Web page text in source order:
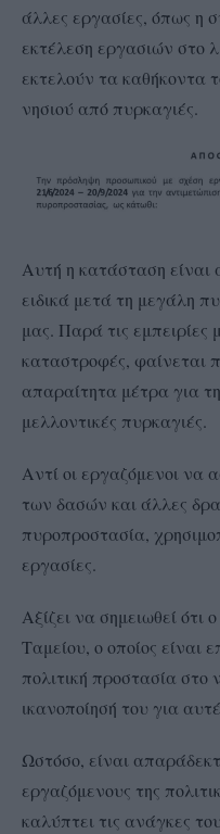
άλλες εργασίες, όπως η
εκτέλεση εργασιών στο
εκτελούν τα καθήκοντα
νησιού από πυρκαγιές.
Αυτή η κατάσταση είναι
ειδικά μετά τη μεγάλη
μας. Παρά τις
καταστροφές, φαίνεται
απαραίτητα μέτρα για
μελλοντικές πυρκαγιές.
Αντί οι εργαζόμενοι να
των δασών και άλλες
πυροπροστασία,
εργασίες.
Αξίζει να σημειωθεί ότι
Ταμείου, ο οποίος είναι
πολιτική προστασία στο
ικανοποίησή του για
Ωστόσο, είναι
εργαζόμενους της
καλύπτει τις ανάγκες